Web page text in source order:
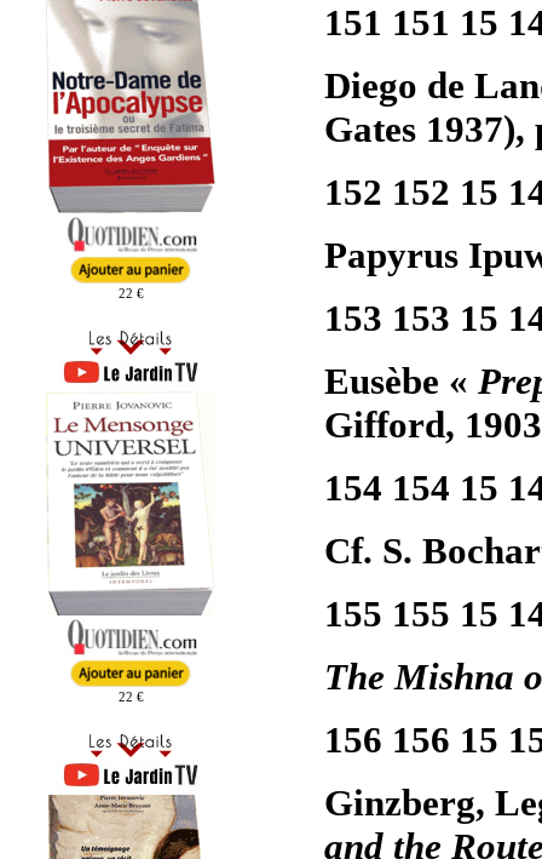
22 €
22 €
151 151 15
Diego de
Gates 1937),
152 152 15
Papyrus
153 153 15
Eusèbe «
Gifford,
154 154 15
Cf. S.
155 155 15
The Mishna
156 156 15
Ginzberg,
and the